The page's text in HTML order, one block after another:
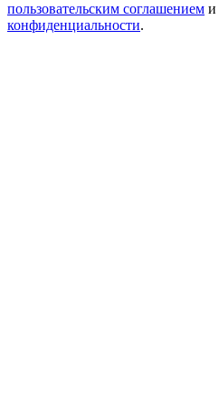
пользовательским соглашением и
конфиденциальности.